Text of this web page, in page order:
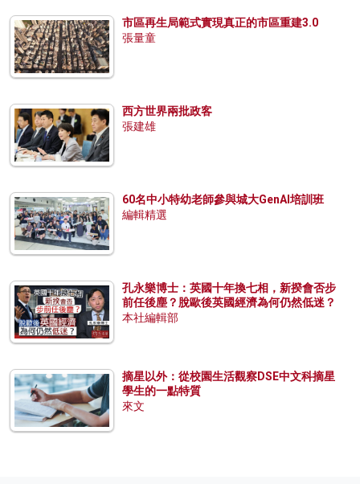
市區再生局範式實現真正的市區重建3.0
張量童
西方世界兩批政客
張建雄
60名中小特幼老師參與城大GenAI培訓班
編輯精選
孔永樂博士：英國十年換七相，新揆會否步
前任後塵？脫歐後英國經濟為何仍然低迷？
本社編輯部
摘星以外：從校園生活觀察DSE中文科摘星
學生的一點特質
來文